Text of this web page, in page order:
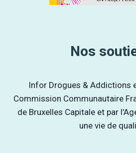
Nos
Infor Drogues & Addictions
Commission Communautaire
de Bruxelles Capitale et par
une vie de